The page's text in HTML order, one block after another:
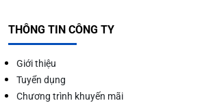
THÔNG TIN CÔNG TY
Giới thiệu
Tuyển dụng
Chương trình khuyến mãi